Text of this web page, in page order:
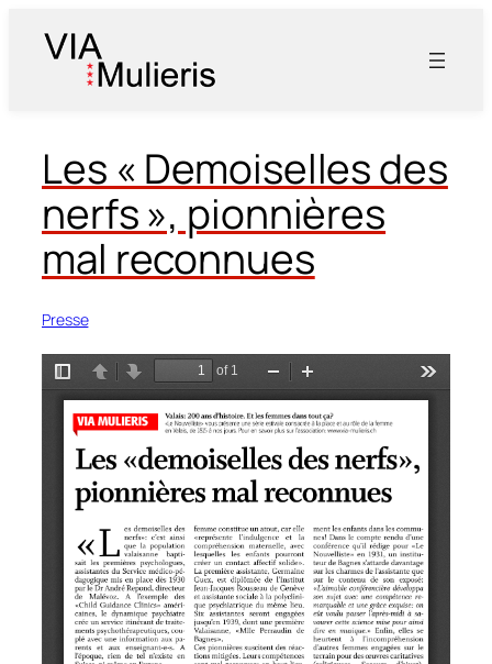
Les « Demoiselles des
nerfs », pionnières
mal reconnues
Presse